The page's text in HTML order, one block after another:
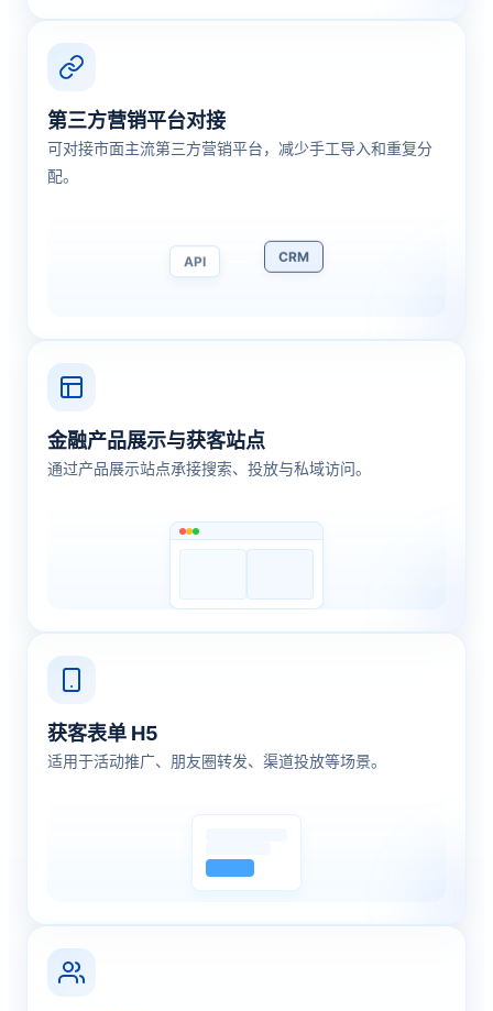
第三方营销平台对接
可对接市面主流第三方营销平台，减少手工导入和重复分
配。
API CRM
金融产品展示与获客站点
通过产品展示站点承接搜索、投放与私域访问。
获客表单 H5
适用于活动推广、朋友圈转发、渠道投放等场景。